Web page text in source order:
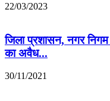
22/03/2023
जिला प्रशासन, नगर निगम
का अवैध...
30/11/2021